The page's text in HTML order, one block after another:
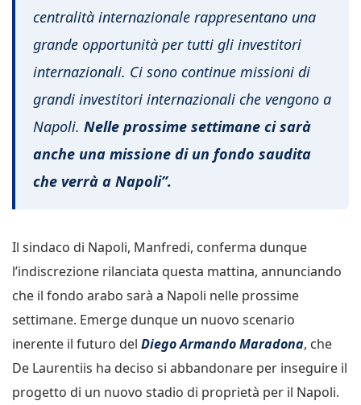
centralità internazionale rappresentano una
grande opportunità per tutti gli investitori
internazionali. Ci sono continue missioni di
grandi investitori internazionali che vengono a
Napoli. Nelle prossime settimane ci sarà
anche una missione di un fondo saudita
che verrà a Napoli”.
Il sindaco di Napoli, Manfredi, conferma dunque
l’indiscrezione rilanciata questa mattina, annunciando
che il fondo arabo sarà a Napoli nelle prossime
settimane. Emerge dunque un nuovo scenario
inerente il futuro del Diego Armando Maradona, che
De Laurentiis ha deciso si abbandonare per inseguire il
progetto di un nuovo stadio di proprietà per il Napoli.